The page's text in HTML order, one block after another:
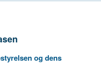
og dens